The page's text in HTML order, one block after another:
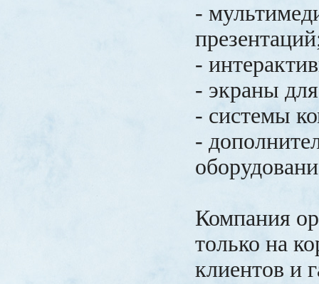
-
-
- экраны
- системы
-
Компания
только на
клиентов и